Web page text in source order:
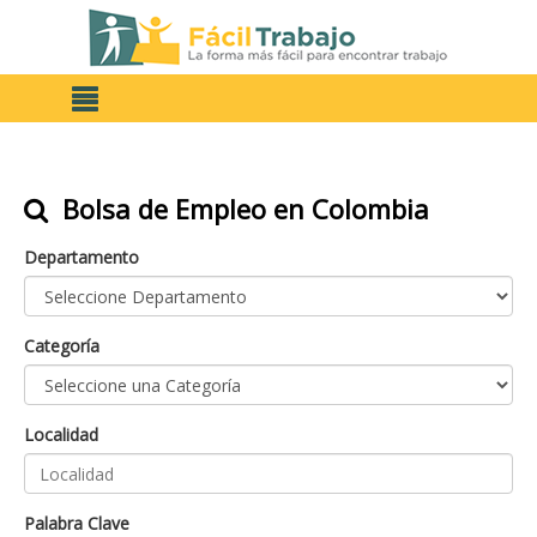
Bolsa de Empleo en Colombia
Departamento
Categoría
Localidad
Palabra Clave